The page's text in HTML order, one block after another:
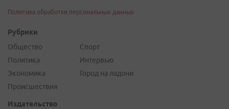
Политика обработки персональных данных
Рубрики
Общество
Политика
Экономика
Происшествия
Спорт
Интервью
Город на ладони
Издательство